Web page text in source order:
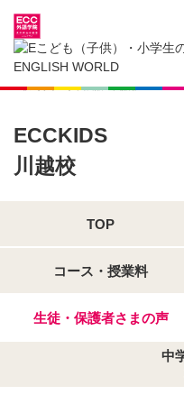
埼玉県の子供英会話・英語教室
子供（小学生）英会話・英語教室
ECCKIDS
川越校
TOP
コース・授業料
生徒・保護者さまの声
中